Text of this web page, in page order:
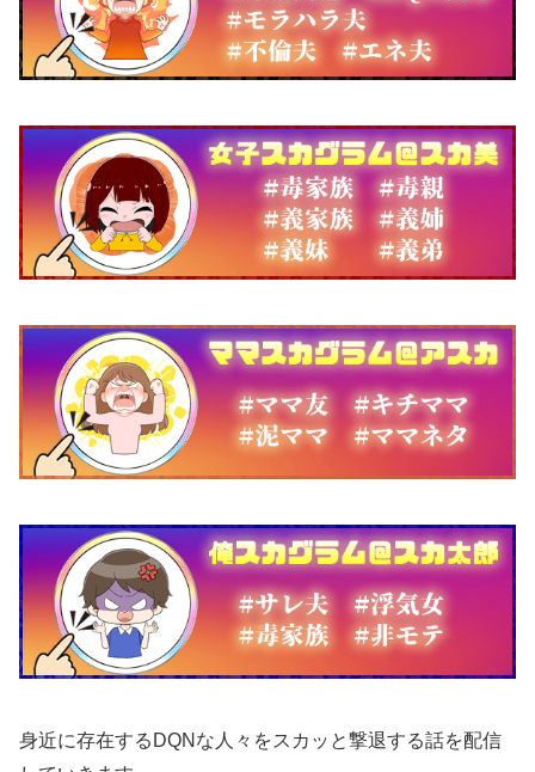
身近に存在するDQNな人々をスカッと撃退する話を配信